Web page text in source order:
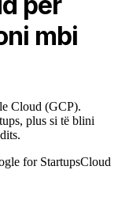
mbi
Cloud (GCP).
plus si të blini
for StartupsCloud